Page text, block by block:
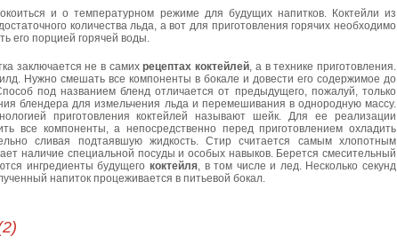
и о температурном режиме для будущих напитков. Коктейли из
количества льда, а вот для приготовления горячих необходимо
его порцией горячей воды.
заключается не в самихрецептах коктейлей, а в технике приготовления.
Нужно смешать все компоненты в бокале и довести его содержимое до
под названием бленд отличается от предыдущего, пожалуй, только
блендера для измельчения льда и перемешивания в однородную массу.
приготовления коктейлей называют шейк. Для ее реализации
все компоненты, а непосредственно перед приготовлением охладить
сливая подтаявшую жидкость. Стир считается самым хлопотным
наличие специальной посуды и особых навыков. Берется смесительный
ингредиенты будущего коктейля, в том числе и лед. Несколько секунд
напиток процеживается в питьевой бокал.